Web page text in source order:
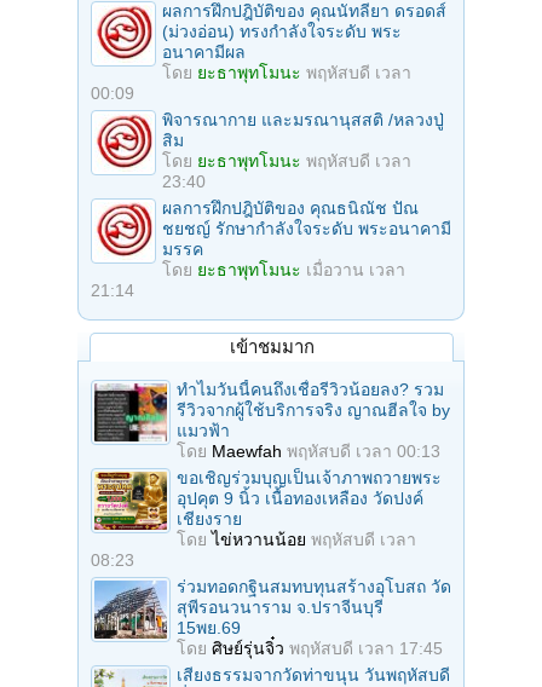
ผลการฝึกปฎิบัติของ คุณนัทลียา ดรอดส์
(ม่วงอ่อน) ทรงกำลังใจระดับ พระ
อนาคามีผล
โดย ยะธาพุทโมนะ พฤหัสบดี เวลา
00:09
พิจารณากาย และมรณานุสสติ /หลวงปู่
สิม
โดย ยะธาพุทโมนะ พฤหัสบดี เวลา
23:40
ผลการฝึกปฎิบัติของ คุณธนิณัช ปัณ
ชยชญ์ รักษากำลังใจระดับ พระอนาคามี
มรรค
โดย ยะธาพุทโมนะ เมื่อวาน เวลา
21:14
เข้าชมมาก
ทำไมวันนี้คนถึงเชื่อรีวิวน้อยลง? รวม
รีวิวจากผู้ใช้บริการจริง ญาณฮีลใจ by
แมวฟ้า
โดย Maewfah พฤหัสบดี เวลา 00:13
ขอเชิญร่วมบุญเป็นเจ้าภาพถวายพระ
อุปคุต 9 นิ้ว เนื้อทองเหลือง วัดปงค์
เชียงราย
โดยไข่หวานน้อย พฤหัสบดี เวลา
08:23
ร่วมทอดกฐินสมทบทุนสร้างอุโบสถ วัด
สุพีรอนวนาราม จ.ปราจีนบุรี
15พย.69
โดย ศิษย์รุ่นจิ๋ว พฤหัสบดี เวลา 17:45
เสียงธรรมจากวัดท่าขนุน วันพฤหัสบดี